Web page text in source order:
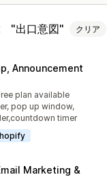
出口意図 クリア
Announcement
1018件
plan available
pop up window,
timer
Marketing &